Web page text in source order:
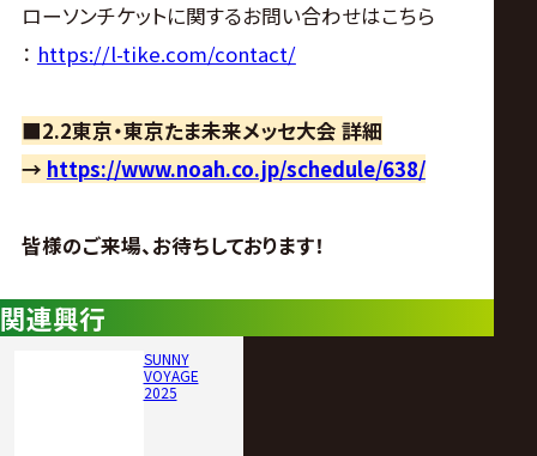
ローソンチケットに関するお問い合わせはこちら
： https://l-tike.com/contact/
■2.2東京・東京たま未来メッセ大会 詳細
→ https://www.noah.co.jp/schedule/638/
皆様のご来場、お待ちしております！
関連興行
SUNNY
VOYAGE
2025